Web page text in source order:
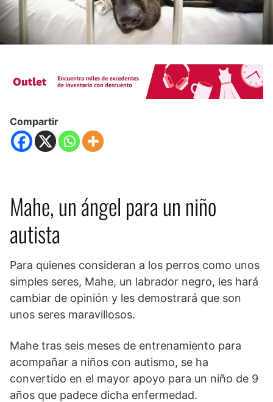
Compartir
Mahe, un ángel para un niño
autista
Para quienes consideran a los perros como unos
simples seres, Mahe, un labrador negro, les hará
cambiar de opinión y les demostrará que son
unos seres maravillosos.
Mahe tras seis meses de entrenamiento para
acompañar a niños con autismo, se ha
convertido en el mayor apoyo para un niño de 9
años que padece dicha enfermedad.